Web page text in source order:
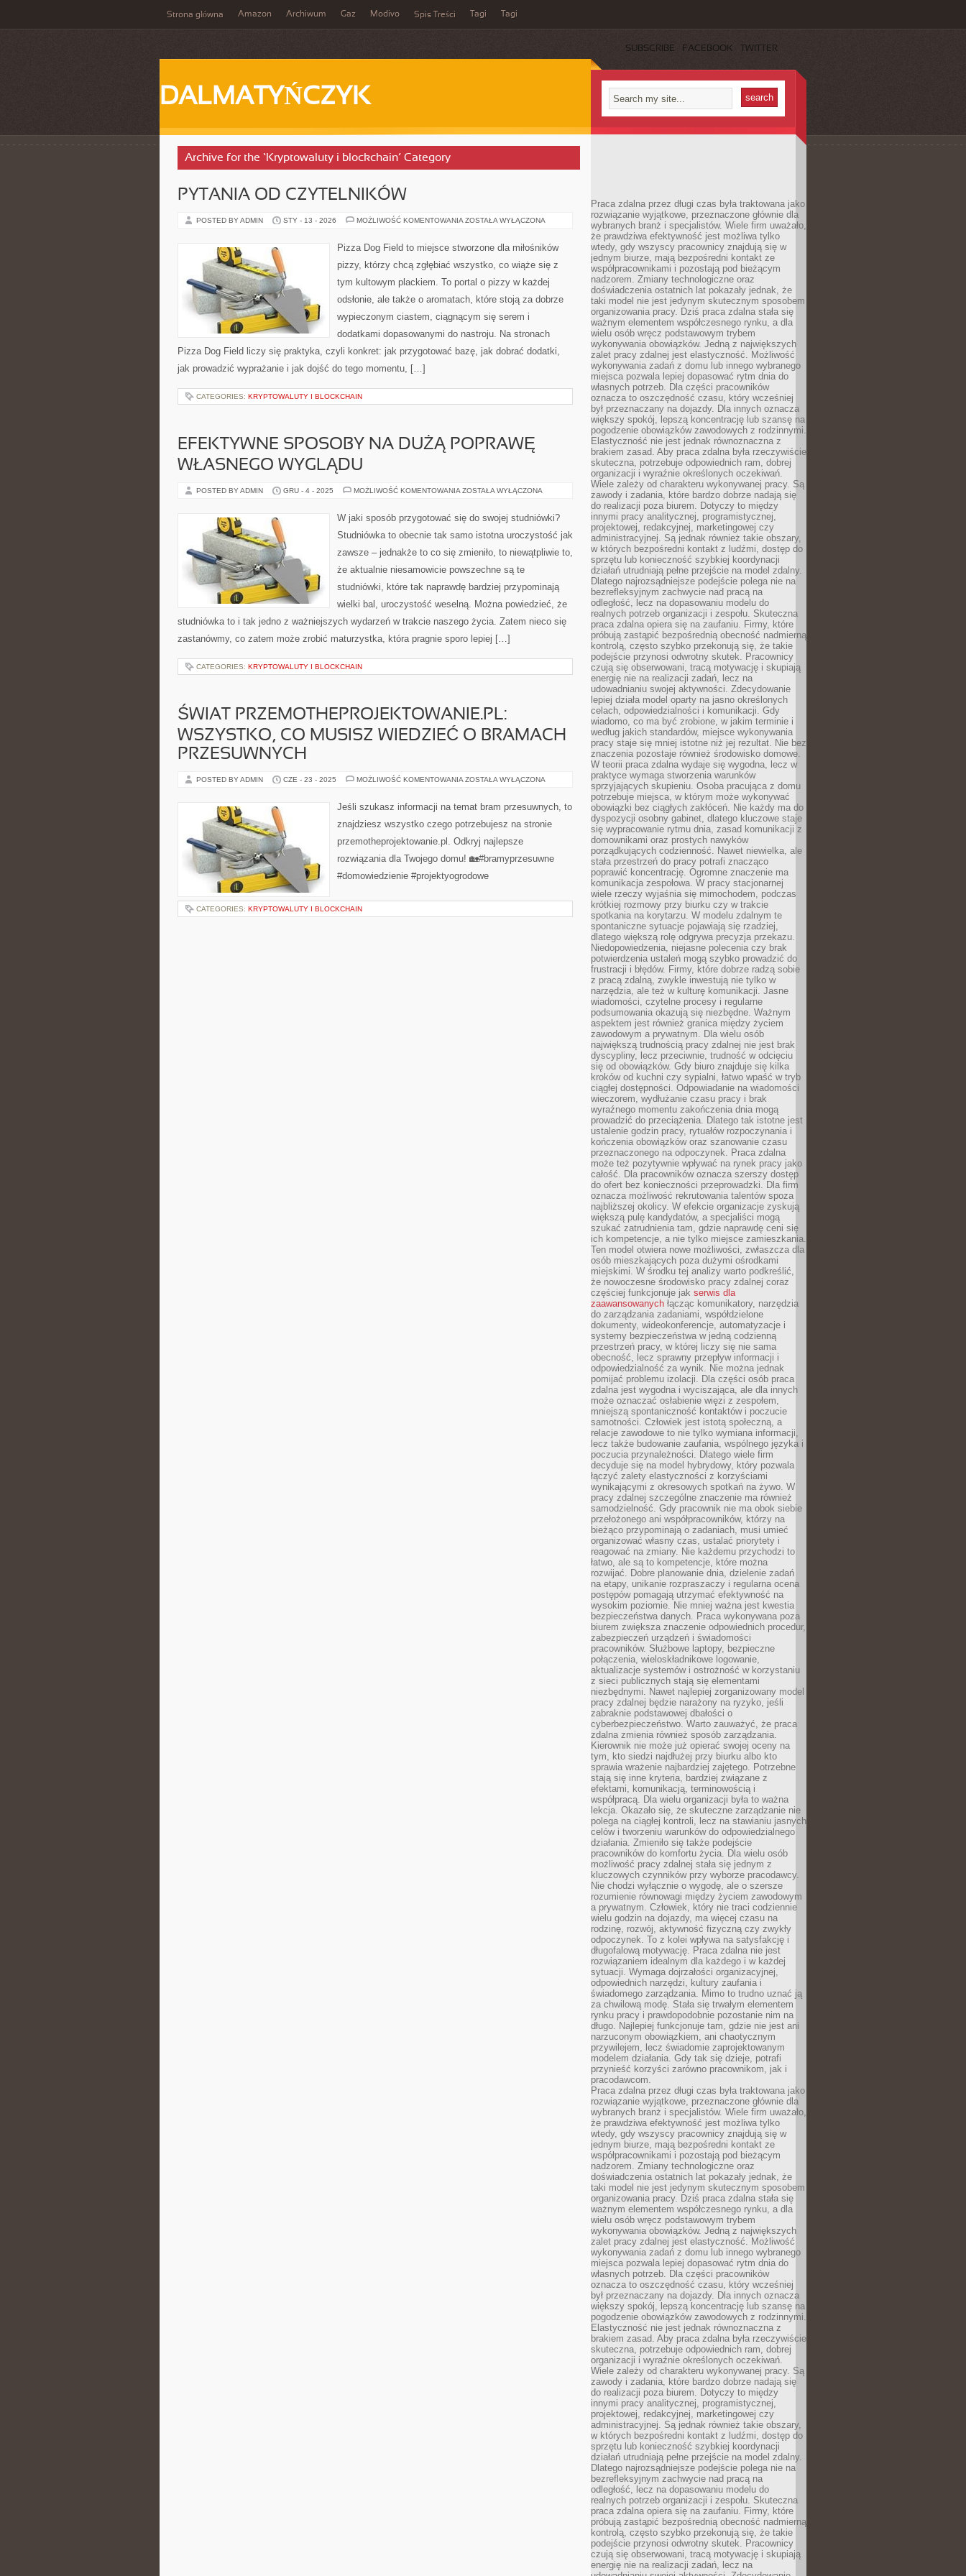
Strona główna Amazon Archiwum Gaz Modivo Spis Treści Tagi Tagi
SUBSCRIBE FACEBOOK TWITTER
DALMATYŃCZYK
Archive for the ‘Kryptowaluty i blockchain’ Category
PYTANIA OD CZYTELNIKÓW
POSTED BY ADMIN STY - 13 - 2026 MOŻLIWOŚĆ KOMENTOWANIA PYTANIA
ZOSTAŁA WYŁĄCZONA
Pizza Dog Field to miejsce stworzone dla miłośników
pizzy, którzy chcą zgłębiać wszystko, co wiąże się z
tym kultowym plackiem. To portal o pizzy w każdej
odsłonie, ale także o aromatach, które stoją za dobrze
wypieczonym ciastem, ciągnącym się serem i
dodatkami dopasowanymi do nastroju. Na stronach
Pizza Dog Field liczy się praktyka, czyli konkret: jak przygotować bazę, jak dobrać dodatki,
jak prowadzić wyprażanie i jak dojść do tego momentu, […]
CATEGORIES: KRYPTOWALUTY I BLOCKCHAIN
EFEKTYWNE SPOSOBY NA DUŻĄ POPRAWĘ
WŁASNEGO WYGLĄDU
POSTED BY ADMIN GRU - 4 - 2025 MOŻLIWOŚĆ KOMENTOWANIA EFEKTYWNE
DUŻĄ
POPRAWĘ
WYGLĄDU
ZOSTAŁA WYŁĄCZONA
W jaki sposób przygotować się do swojej studniówki?
Studniówka to obecnie tak samo istotna uroczystość jak
zawsze – jednakże to co się zmieniło, to niewątpliwie to,
że aktualnie niesamowicie powszechne są te
studniówki, które tak naprawdę bardziej przypominają
wielki bal, uroczystość weselną. Można powiedzieć, że
studniówka to i tak jedno z ważniejszych wydarzeń w trakcie naszego życia. Zatem nieco się
zastanówmy, co zatem może zrobić maturzystka, która pragnie sporo lepiej […]
CATEGORIES: KRYPTOWALUTY I BLOCKCHAIN
ŚWIAT PRZEMOTHEPROJEKTOWANIE.PL:
WSZYSTKO, CO MUSISZ WIEDZIEĆ O BRAMACH
PRZESUWNYCH
POSTED BY ADMIN CZE - 23 - 2025 MOŻLIWOŚĆ KOMENTOWANIA ŚWIAT
MUSISZ
O
PRZESUWNYCH
ZOSTAŁA WYŁĄCZONA
Jeśli szukasz informacji na temat bram przesuwnych, to
znajdziesz wszystko czego potrzebujesz na stronie
przemotheprojektowanie.pl. Odkryj najlepsze
rozwiązania dla Twojego domu! 🏡#bramyprzesuwne
#domowiedzienie #projektyogrodowe
CATEGORIES: KRYPTOWALUTY I BLOCKCHAIN
Praca zdalna przez długi czas była traktowana jako
rozwiązanie wyjątkowe, przeznaczone głównie dla
wybranych branż i specjalistów. Wiele firm uważało,
że prawdziwa efektywność jest możliwa tylko
wtedy, gdy wszyscy pracownicy znajdują się w
jednym biurze, mają bezpośredni kontakt ze
współpracownikami i pozostają pod bieżącym
nadzorem. Zmiany technologiczne oraz
doświadczenia ostatnich lat pokazały jednak, że
taki model nie jest jedynym skutecznym sposobem
organizowania pracy. Dziś praca zdalna stała się
ważnym elementem współczesnego rynku, a dla
wielu osób wręcz podstawowym trybem
wykonywania obowiązków. Jedną z największych
zalet pracy zdalnej jest elastyczność. Możliwość
wykonywania zadań z domu lub innego wybranego
miejsca pozwala lepiej dopasować rytm dnia do
własnych potrzeb. Dla części pracowników
oznacza to oszczędność czasu, który wcześniej
był przeznaczany na dojazdy. Dla innych oznacza
większy spokój, lepszą koncentrację lub szansę na
pogodzenie obowiązków zawodowych z rodzinnymi.
Elastyczność nie jest jednak równoznaczna z
brakiem zasad. Aby praca zdalna była rzeczywiście
skuteczna, potrzebuje odpowiednich ram, dobrej
organizacji i wyraźnie określonych oczekiwań.
Wiele zależy od charakteru wykonywanej pracy. Są
zawody i zadania, które bardzo dobrze nadają się
do realizacji poza biurem. Dotyczy to między
innymi pracy analitycznej, programistycznej,
projektowej, redakcyjnej, marketingowej czy
administracyjnej. Są jednak również takie obszary,
w których bezpośredni kontakt z ludźmi, dostęp do
sprzętu lub konieczność szybkiej koordynacji
działań utrudniają pełne przejście na model zdalny.
Dlatego najrozsądniejsze podejście polega nie na
bezrefleksyjnym zachwycie nad pracą na
odległość, lecz na dopasowaniu modelu do
realnych potrzeb organizacji i zespołu. Skuteczna
praca zdalna opiera się na zaufaniu. Firmy, które
próbują zastąpić bezpośrednią obecność nadmierną
kontrolą, często szybko przekonują się, że takie
podejście przynosi odwrotny skutek. Pracownicy
czują się obserwowani, tracą motywację i skupiają
energię nie na realizacji zadań, lecz na
udowadnianiu swojej aktywności. Zdecydowanie
lepiej działa model oparty na jasno określonych
celach, odpowiedzialności i komunikacji. Gdy
wiadomo, co ma być zrobione, w jakim terminie i
według jakich standardów, miejsce wykonywania
pracy staje się mniej istotne niż jej rezultat. Nie bez
znaczenia pozostaje również środowisko domowe.
W teorii praca zdalna wydaje się wygodna, lecz w
praktyce wymaga stworzenia warunków
sprzyjających skupieniu. Osoba pracująca z domu
potrzebuje miejsca, w którym może wykonywać
obowiązki bez ciągłych zakłóceń. Nie każdy ma do
dyspozycji osobny gabinet, dlatego kluczowe staje
się wypracowanie rytmu dnia, zasad komunikacji z
domownikami oraz prostych nawyków
porządkujących codzienność. Nawet niewielka, ale
stała przestrzeń do pracy potrafi znacząco
poprawić koncentrację. Ogromne znaczenie ma
komunikacja zespołowa. W pracy stacjonarnej
wiele rzeczy wyjaśnia się mimochodem, podczas
krótkiej rozmowy przy biurku czy w trakcie
spotkania na korytarzu. W modelu zdalnym te
spontaniczne sytuacje pojawiają się rzadziej,
dlatego większą rolę odgrywa precyzja przekazu.
Niedopowiedzenia, niejasne polecenia czy brak
potwierdzenia ustaleń mogą szybko prowadzić do
frustracji i błędów. Firmy, które dobrze radzą sobie
z pracą zdalną, zwykle inwestują nie tylko w
narzędzia, ale też w kulturę komunikacji. Jasne
wiadomości, czytelne procesy i regularne
podsumowania okazują się niezbędne. Ważnym
aspektem jest również granica między życiem
zawodowym a prywatnym. Dla wielu osób
największą trudnością pracy zdalnej nie jest brak
dyscypliny, lecz przeciwnie, trudność w odcięciu
się od obowiązków. Gdy biuro znajduje się kilka
kroków od kuchni czy sypialni, łatwo wpaść w tryb
ciągłej dostępności. Odpowiadanie na wiadomości
wieczorem, wydłużanie czasu pracy i brak
wyraźnego momentu zakończenia dnia mogą
prowadzić do przeciążenia. Dlatego tak istotne jest
ustalenie godzin pracy, rytuałów rozpoczynania i
kończenia obowiązków oraz szanowanie czasu
przeznaczonego na odpoczynek. Praca zdalna
może też pozytywnie wpływać na rynek pracy jako
całość. Dla pracowników oznacza szerszy dostęp
do ofert bez konieczności przeprowadzki. Dla firm
oznacza możliwość rekrutowania talentów spoza
najbliższej okolicy. W efekcie organizacje zyskują
większą pulę kandydatów, a specjaliści mogą
szukać zatrudnienia tam, gdzie naprawdę ceni się
ich kompetencje, a nie tylko miejsce zamieszkania.
Ten model otwiera nowe możliwości, zwłaszcza dla
osób mieszkających poza dużymi ośrodkami
miejskimi. W środku tej analizy warto podkreślić,
że nowoczesne środowisko pracy zdalnej coraz
częściej funkcjonuje jak serwis dla
zaawansowanych łącząc komunikatory, narzędzia
do zarządzania zadaniami, współdzielone
dokumenty, wideokonferencje, automatyzacje i
systemy bezpieczeństwa w jedną codzienną
przestrzeń pracy, w której liczy się nie sama
obecność, lecz sprawny przepływ informacji i
odpowiedzialność za wynik. Nie można jednak
pomijać problemu izolacji. Dla części osób praca
zdalna jest wygodna i wyciszająca, ale dla innych
może oznaczać osłabienie więzi z zespołem,
mniejszą spontaniczność kontaktów i poczucie
samotności. Człowiek jest istotą społeczną, a
relacje zawodowe to nie tylko wymiana informacji,
lecz także budowanie zaufania, wspólnego języka i
poczucia przynależności. Dlatego wiele firm
decyduje się na model hybrydowy, który pozwala
łączyć zalety elastyczności z korzyściami
wynikającymi z okresowych spotkań na żywo. W
pracy zdalnej szczególne znaczenie ma również
samodzielność. Gdy pracownik nie ma obok siebie
przełożonego ani współpracowników, którzy na
bieżąco przypominają o zadaniach, musi umieć
organizować własny czas, ustalać priorytety i
reagować na zmiany. Nie każdemu przychodzi to
łatwo, ale są to kompetencje, które można
rozwijać. Dobre planowanie dnia, dzielenie zadań
na etapy, unikanie rozpraszaczy i regularna ocena
postępów pomagają utrzymać efektywność na
wysokim poziomie. Nie mniej ważna jest kwestia
bezpieczeństwa danych. Praca wykonywana poza
biurem zwiększa znaczenie odpowiednich procedur,
zabezpieczeń urządzeń i świadomości
pracowników. Służbowe laptopy, bezpieczne
połączenia, wieloskładnikowe logowanie,
aktualizacje systemów i ostrożność w korzystaniu
z sieci publicznych stają się elementami
niezbędnymi. Nawet najlepiej zorganizowany model
pracy zdalnej będzie narażony na ryzyko, jeśli
zabraknie podstawowej dbałości o
cyberbezpieczeństwo. Warto zauważyć, że praca
zdalna zmienia również sposób zarządzania.
Kierownik nie może już opierać swojej oceny na
tym, kto siedzi najdłużej przy biurku albo kto
sprawia wrażenie najbardziej zajętego. Potrzebne
stają się inne kryteria, bardziej związane z
efektami, komunikacją, terminowością i
współpracą. Dla wielu organizacji była to ważna
lekcja. Okazało się, że skuteczne zarządzanie nie
polega na ciągłej kontroli, lecz na stawianiu jasnych
celów i tworzeniu warunków do odpowiedzialnego
działania. Zmieniło się także podejście
pracowników do komfortu życia. Dla wielu osób
możliwość pracy zdalnej stała się jednym z
kluczowych czynników przy wyborze pracodawcy.
Nie chodzi wyłącznie o wygodę, ale o szersze
rozumienie równowagi między życiem zawodowym
a prywatnym. Człowiek, który nie traci codziennie
wielu godzin na dojazdy, ma więcej czasu na
rodzinę, rozwój, aktywność fizyczną czy zwykły
odpoczynek. To z kolei wpływa na satysfakcję i
długofalową motywację. Praca zdalna nie jest
rozwiązaniem idealnym dla każdego i w każdej
sytuacji. Wymaga dojrzałości organizacyjnej,
odpowiednich narzędzi, kultury zaufania i
świadomego zarządzania. Mimo to trudno uznać ją
za chwilową modę. Stała się trwałym elementem
rynku pracy i prawdopodobnie pozostanie nim na
długo. Najlepiej funkcjonuje tam, gdzie nie jest ani
narzuconym obowiązkiem, ani chaotycznym
przywilejem, lecz świadomie zaprojektowanym
modelem działania. Gdy tak się dzieje, potrafi
przynieść korzyści zarówno pracownikom, jak i
pracodawcom.
Praca zdalna przez długi czas była traktowana jako
rozwiązanie wyjątkowe, przeznaczone głównie dla
wybranych branż i specjalistów. Wiele firm uważało,
że prawdziwa efektywność jest możliwa tylko
wtedy, gdy wszyscy pracownicy znajdują się w
jednym biurze, mają bezpośredni kontakt ze
współpracownikami i pozostają pod bieżącym
nadzorem. Zmiany technologiczne oraz
doświadczenia ostatnich lat pokazały jednak, że
taki model nie jest jedynym skutecznym sposobem
organizowania pracy. Dziś praca zdalna stała się
ważnym elementem współczesnego rynku, a dla
wielu osób wręcz podstawowym trybem
wykonywania obowiązków. Jedną z największych
zalet pracy zdalnej jest elastyczność. Możliwość
wykonywania zadań z domu lub innego wybranego
miejsca pozwala lepiej dopasować rytm dnia do
własnych potrzeb. Dla części pracowników
oznacza to oszczędność czasu, który wcześniej
był przeznaczany na dojazdy. Dla innych oznacza
większy spokój, lepszą koncentrację lub szansę na
pogodzenie obowiązków zawodowych z rodzinnymi.
Elastyczność nie jest jednak równoznaczna z
brakiem zasad. Aby praca zdalna była rzeczywiście
skuteczna, potrzebuje odpowiednich ram, dobrej
organizacji i wyraźnie określonych oczekiwań.
Wiele zależy od charakteru wykonywanej pracy. Są
zawody i zadania, które bardzo dobrze nadają się
do realizacji poza biurem. Dotyczy to między
innymi pracy analitycznej, programistycznej,
projektowej, redakcyjnej, marketingowej czy
administracyjnej. Są jednak również takie obszary,
w których bezpośredni kontakt z ludźmi, dostęp do
sprzętu lub konieczność szybkiej koordynacji
działań utrudniają pełne przejście na model zdalny.
Dlatego najrozsądniejsze podejście polega nie na
bezrefleksyjnym zachwycie nad pracą na
odległość, lecz na dopasowaniu modelu do
realnych potrzeb organizacji i zespołu. Skuteczna
praca zdalna opiera się na zaufaniu. Firmy, które
próbują zastąpić bezpośrednią obecność nadmierną
kontrolą, często szybko przekonują się, że takie
podejście przynosi odwrotny skutek. Pracownicy
czują się obserwowani, tracą motywację i skupiają
energię nie na realizacji zadań, lecz na